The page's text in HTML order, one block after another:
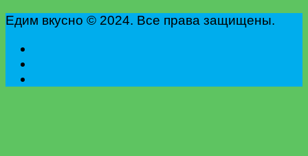
Едим вкусно © 2024. Все права защищены.